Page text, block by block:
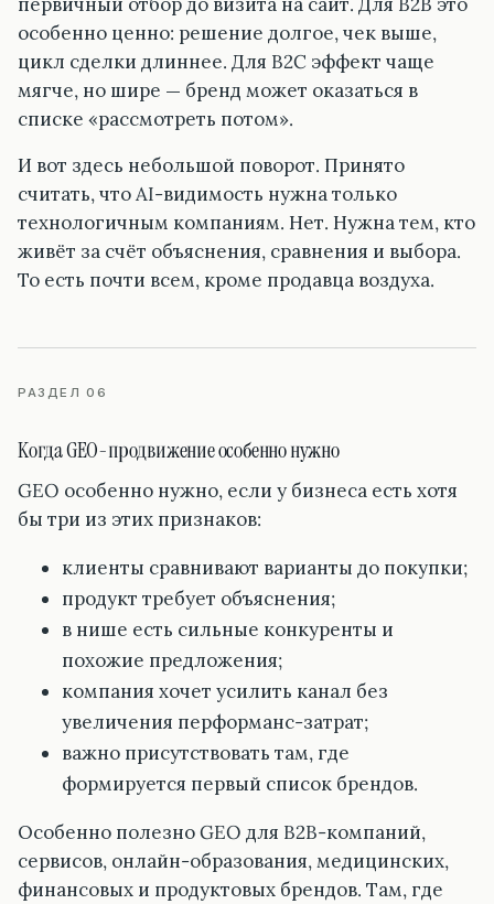
особенно ценно: решение долгое, чек выше,
цикл сделки длиннее. Для B2C эффект чаще
мягче, но шире — бренд может оказаться в
списке «рассмотреть потом».
И вот здесь небольшой поворот. Принято
считать, что AI-видимость нужна только
технологичным компаниям. Нет. Нужна тем, кто
живёт за счёт объяснения, сравнения и выбора.
То есть почти всем, кроме продавца воздуха.
РАЗДЕЛ 06
Когда GEO-продвижение особенно нужно
GEO особенно нужно, если у бизнеса есть хотя
бы три из этих признаков:
клиенты сравнивают варианты до покупки;
продукт требует объяснения;
в нише есть сильные конкуренты и
похожие предложения;
компания хочет усилить канал без
увеличения перформанс-затрат;
важно присутствовать там, где
формируется первый список брендов.
Особенно полезно GEO для B2B-компаний,
сервисов, онлайн-образования, медицинских,
финансовых и продуктовых брендов. Там, где